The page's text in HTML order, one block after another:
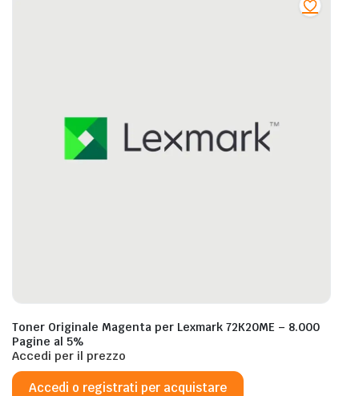
Toner Originale Magenta per Lexmark 72K20ME – 8.000
Pagine al 5%
Accedi per il prezzo
Accedi o registrati per acquistare